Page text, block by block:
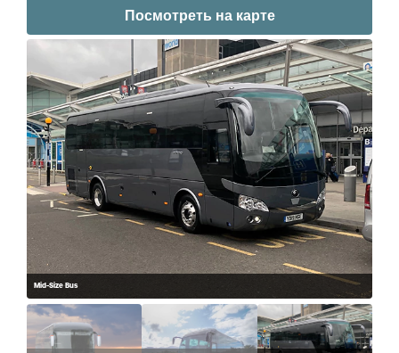
Посмотреть на карте
Mid-Size Bus